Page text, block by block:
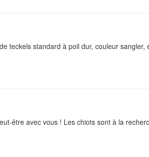
teckels standard à poil dur, couleur
être avec vous ! Les chiots sont à la